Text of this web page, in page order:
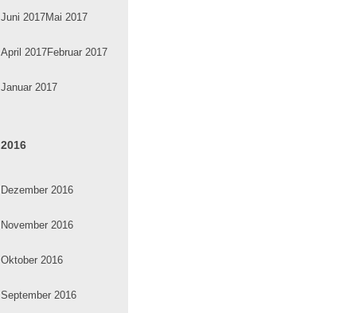
Juni 2017Mai 2017
April 2017Februar 2017
Januar 2017
2016
Dezember 2016
November 2016
Oktober 2016
September 2016